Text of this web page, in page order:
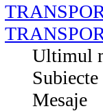
Ultimul
Subiecte
Mesaje